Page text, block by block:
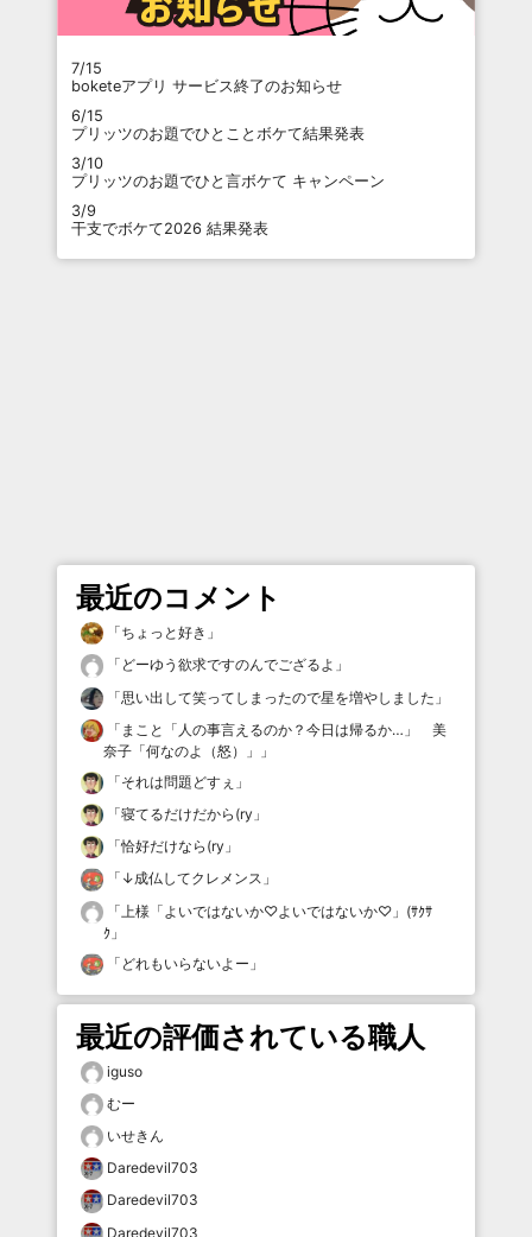
7/15
boketeアプリ サービス終了のお知らせ
6/15
プリッツのお題でひとことボケて結果発表
3/10
プリッツのお題でひと言ボケて キャンペーン
3/9
干支でボケて2026 結果発表
最近のコメント
「ちょっと好き 」
「 どーゆう欲求ですのんでござるよ 」
「思い出して笑ってしまったので星を増やしました 」
「 まこと「人の事言えるのか？今日は帰るか…」 美
奈子「何なのよ（怒）」
」
「それは問題どすぇ 」
「寝てるだけだから(ry 」
「恰好だけなら(ry 」
「 ↓成仏してクレメンス 」
「 上様「よいではないか♡よいではないか♡」(ｻｸｻ
ｸ 」
「 どれもいらないよー 」
最近の評価されている職人
iguso
むー
いせきん
Daredevil703
Daredevil703
Daredevil703